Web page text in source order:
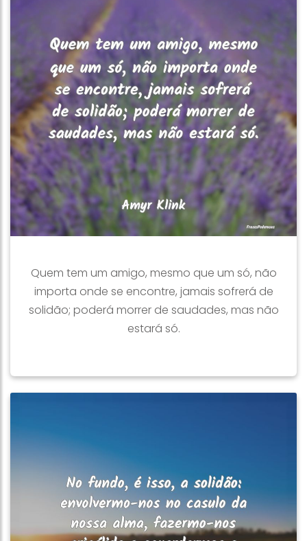
Quem tem um amigo, mesmo que um só, não
importa onde se encontre, jamais sofrerá de
solidão; poderá morrer de saudades, mas não
estará só.